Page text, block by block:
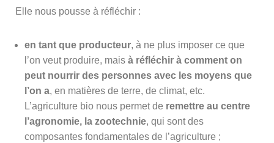
Elle nous pousse à réfléchir :
en tant que producteur, à ne plus imposer ce que
l’on veut produire, mais à réfléchir à comment on
peut nourrir des personnes avec les moyens que
l’on a, en matières de terre, de climat, etc.
L’agriculture bio nous permet de remettre au centre
l’agronomie, la zootechnie, qui sont des
composantes fondamentales de l’agriculture ;